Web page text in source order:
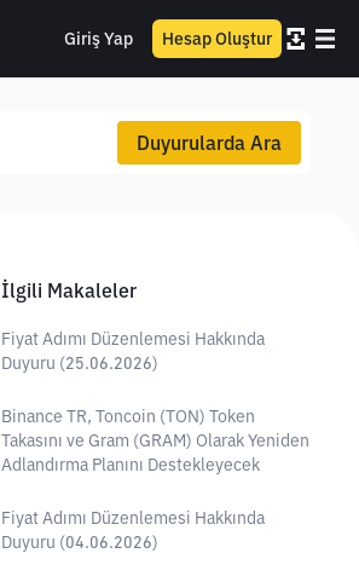
Giriş Yap Hesap Oluştur
Duyurularda Ara
İlgili Makaleler
Fiyat Adımı Düzenlemesi Hakkında
Duyuru (25.06.2026)
Binance TR, Toncoin (TON) Token
Takasını ve Gram (GRAM) Olarak Yeniden
Adlandırma Planını Destekleyecek
Fiyat Adımı Düzenlemesi Hakkında
Duyuru (04.06.2026)